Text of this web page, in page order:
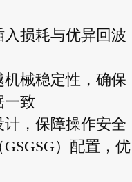
损耗与优异回波
械稳定性，确保
一致
，保障操作安全
）配置，优